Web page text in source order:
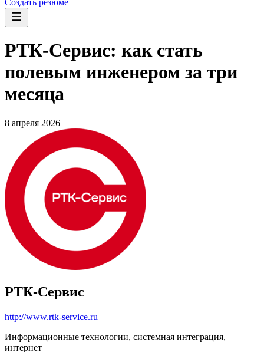
Создать резюме
РТК-Сервис: как стать
полевым инженером за три
месяца
8 апреля 2026
РТК-Сервис
http://www.rtk-service.ru
Информационные технологии, системная интеграция,
интернет